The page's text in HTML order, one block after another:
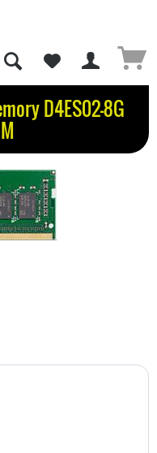
D4ES02-8G